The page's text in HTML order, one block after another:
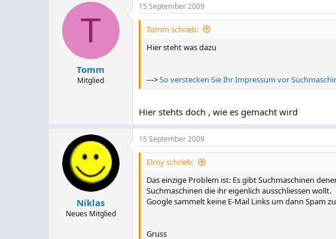
T
Tomm
Mitglied
15 September 2009
Tomm schrieb:
Hier steht was dazu
--->So verstecken Sie Ihr Impressum vor
Hier stehts doch , wie es gemacht wird
Niklas
Neues Mitglied
15 September 2009
Elroy schrieb:
Das einzige Problem ist: Es gibt Suchmaschinen
Suchmaschinen die ihr eigenlich ausschliessen wollt.
Google sammelt keine E-Mail Links um dann Spam
Gruss